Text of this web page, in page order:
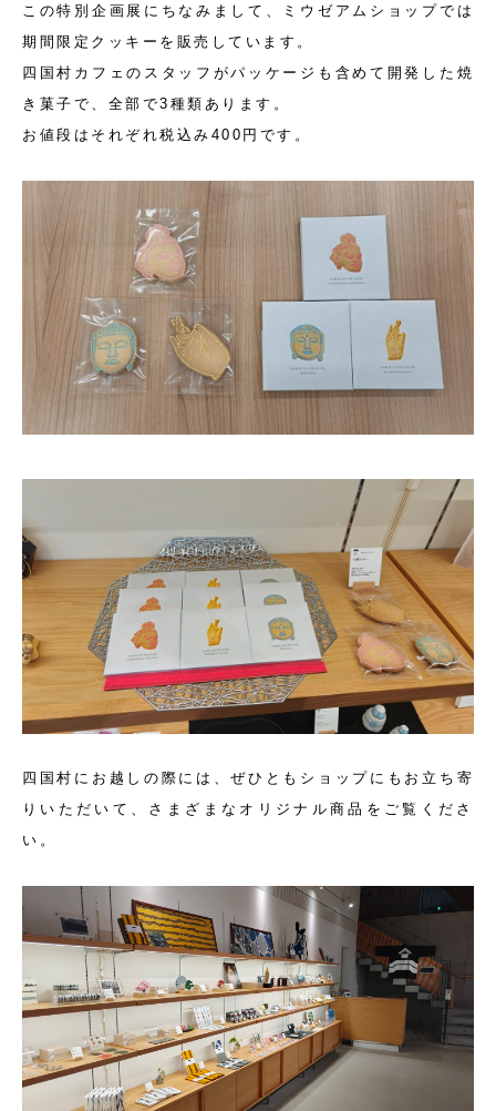
この特別企画展にちなみまして、ミウゼアムショップでは
期間限定クッキーを販売しています。
四国村カフェのスタッフがパッケージも含めて開発した焼
き菓子で、全部で3種類あります。
お値段はそれぞれ税込み400円です。
四国村にお越しの際には、ぜひともショップにもお立ち寄
りいただいて、さまざまなオリジナル商品をご覧くださ
い。